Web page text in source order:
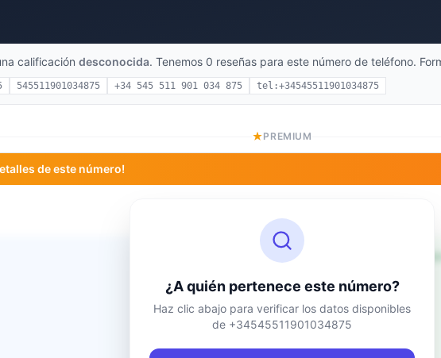
calificación desconocida. Tenemos 0 reseñas para este número de teléfono.
545511901034875 +34 545 511 901 034 875 tel:+34545511901034875
PREMIUM
de este número!
Desconocido
Desconocido
Desconocido
Desconocido
País
Ciudad
Región
¿A quién pertenece este número?
Haz clic abajo para verificar los datos disponibles
de +34545511901034875